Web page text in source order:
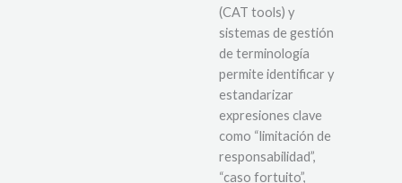
(CAT tools) y
sistemas de gestión
de terminología
permite identificar y
estandarizar
expresiones clave
como “limitación de
responsabilidad”,
“caso fortuito”,